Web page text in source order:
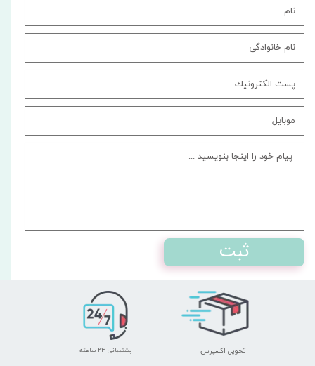
ثبت
تحویل اکسپرس پشتیبانی ۲۴ ساعته